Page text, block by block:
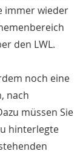
immer wieder
den LWL.
noch eine
nach
müssen Sie
hinterlegte